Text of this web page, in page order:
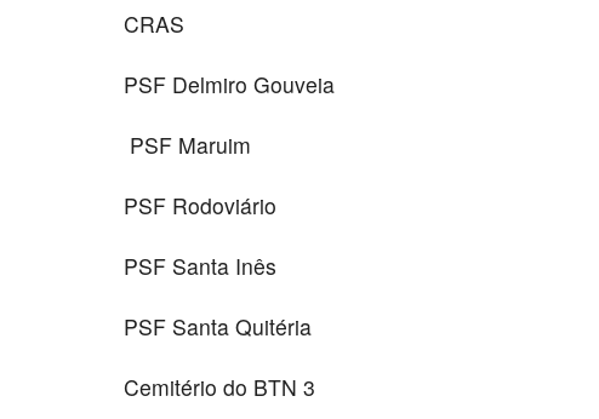
CRAS
PSF Delmiro Gouveia
PSF Maruim
PSF Rodoviário
PSF Santa Inês
PSF Santa Quitéria
Cemitério do BTN 3